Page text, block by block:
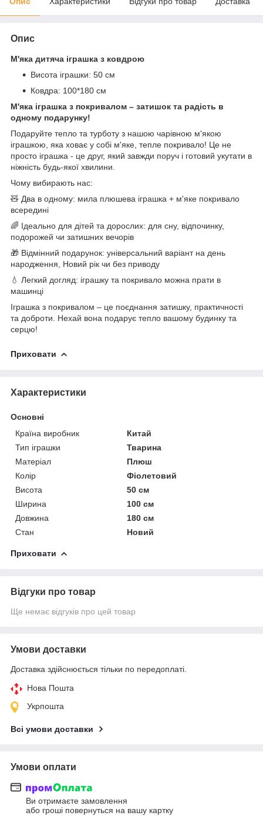
Опис
М'яка дитяча іграшка з ковдрою
Висота іграшки: 50 см
Ковдра: 100*180 см
М'яка іграшка з покривалом – затишок та радість в
одному подарунку!
Подаруйте тепло та турботу з нашою чарівною м'якою
іграшкою, яка ховає у собі м'яке, тепле покривало! Це не
просто іграшка - це друг, який завжди поруч і готовий укутати в
ніжність будь-якої хвилини.
Чому вибирають нас:
🧸 Два в одному: мила плюшева іграшка + м'яке покривало
всередині
🌈 Ідеально для дітей та дорослих: для сну, відпочинку,
подорожей чи затишних вечорів
🎁 Відмінний подарунок: універсальний варіант на день
народження, Новий рік чи без приводу
💧 Легкий догляд: іграшку та покривало можна прати в
машинці
Іграшка з покривалом – це поєднання затишку, практичності
та доброти. Нехай вона подарує тепло вашому будинку та
серцю!
Приховати
Характеристики
Основні
Країна виробник
Китай
Тип іграшки
Тварина
Матеріал
Плюш
Колір
Фіолетовий
Висота
50 см
Ширина
100 см
Довжина
180 см
Стан
Новий
Приховати
Відгуки про товар
Ще немає відгуків про цей товар
Умови доставки
Доставка здійснюється тільки по передоплаті.
Нова Пошта
Укрпошта
Всі умови доставки
Умови оплати
Ви отримаєте замовлення
або гроші повернуться на вашу картку